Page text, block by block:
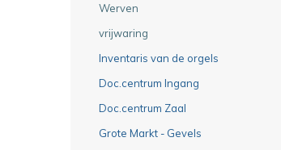
Werven
vrijwaring
Inventaris van de orgels
Doc.centrum Ingang
Doc.centrum Zaal
Grote Markt - Gevels